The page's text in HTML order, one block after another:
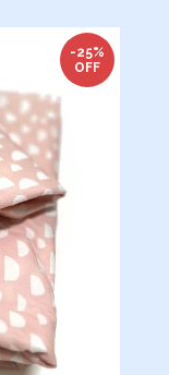
preço:
R$336,80
através
R$462,00
-25%
OFF